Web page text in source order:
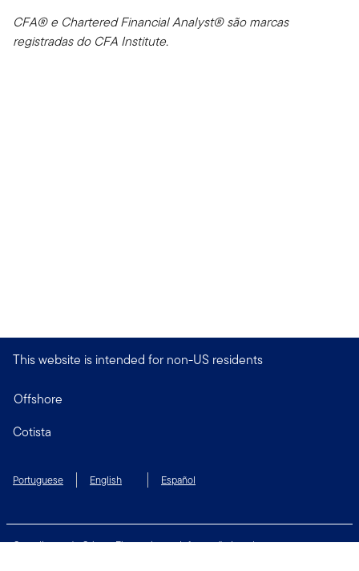
CFA® e Chartered Financial Analyst® são marcas
registradas do CFA Institute.
This website is intended for non-US residents
Offshore
Cotista
Portuguese English Español
Compliance de Crimes Financeiros
Informação Legal